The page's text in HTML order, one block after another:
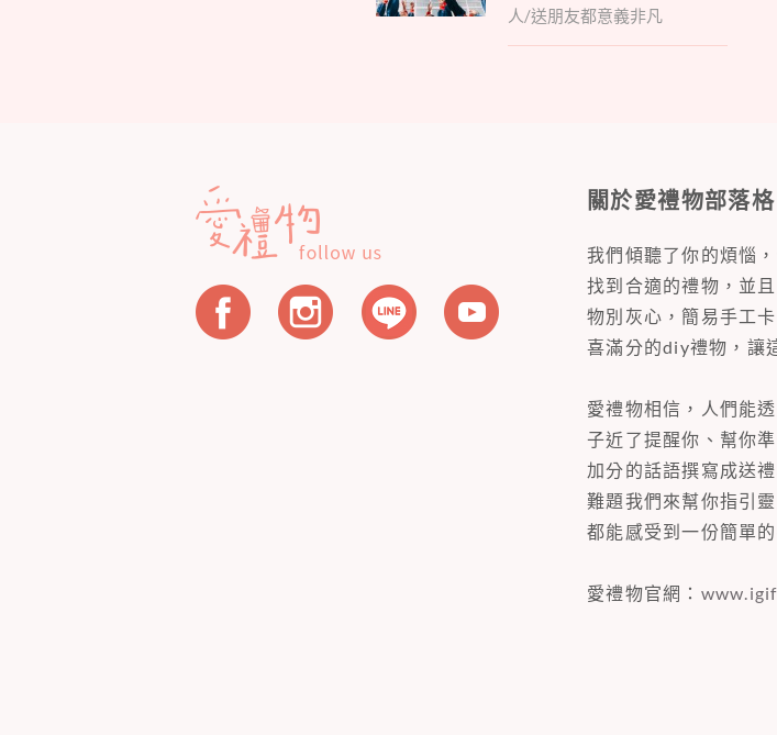
覽
人/送朋友都意義非凡
關於愛禮物部落格
我們傾聽了你的煩惱
找到合適的禮物，並
物別灰心，簡易手工
喜滿分的diy禮物，讓
愛禮物相信，人們能
子近了提醒你、幫你
加分的話語撰寫成送
難題我們來幫你指引
都能感受到一份簡單
愛禮物官網：